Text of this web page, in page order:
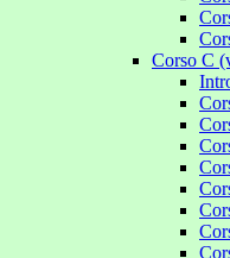
Corso C